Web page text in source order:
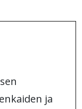
ja